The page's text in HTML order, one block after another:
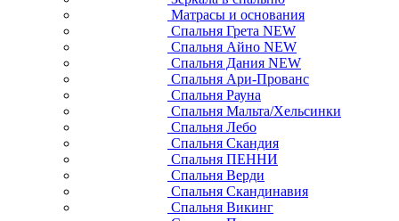
Матрасы и основания
Спальня Грета NEW
Спальня Айно NEW
Спальня Дания NEW
Спальня Ари-Прованс
Спальня Рауна
Спальня Мальта/Хельсинки
Спальня Лебо
Спальня Скандия
Спальня ПЕННИ
Спальня Верди
Спальня Скандинавия
Спальня Викинг